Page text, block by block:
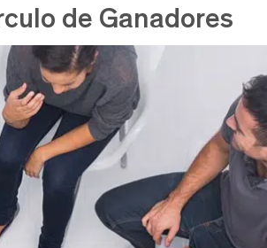
de Ganadores